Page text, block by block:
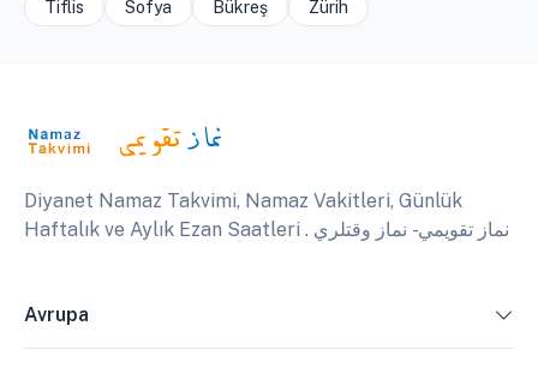
Tiflis
Sofya Bükreş Zürih
Diyanet Namaz Takvimi, Namaz Vakitleri, Günlük
Haftalık ve Aylık Ezan Saatleri . نماز تقويمي - نماز وقتلري
Avrupa